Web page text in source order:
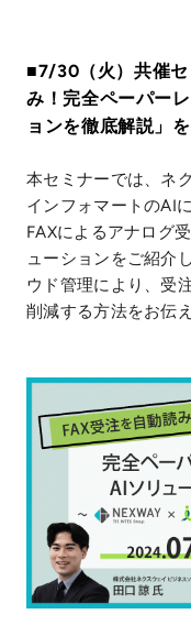
■7/30（火）共催
み！完全ペーパー
ョンを徹底解説」
本セミナーでは、ネ
インフォマートのAI
FAXによるアナログ
ューションをご紹介
ウド管理により、受
削減する方法をお伝